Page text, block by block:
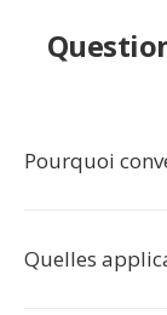
Pourquoi
Quelles